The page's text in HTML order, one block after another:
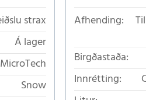
strax
Á lager
Snow
Afhending:
Birgðastaða:
Innrétting: